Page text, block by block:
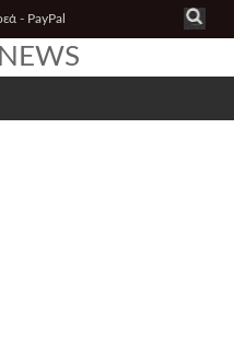
- PayPal